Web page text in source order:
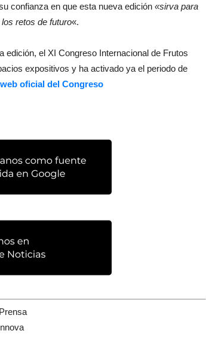
confianza en que esta nueva edición «sirva para
retos de futuro«.
edición, el XI Congreso Internacional de Frutos
expositivos y ha activado ya el periodo de
web oficial del Congreso